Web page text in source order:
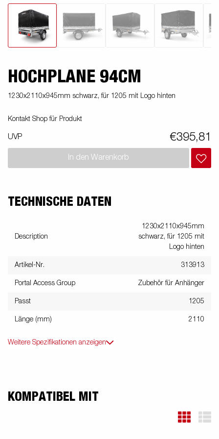
HOCHPLANE 94CM
1230x2110x945mm schwarz, für 1205 mit Logo hinten
Kontakt Shop für Produkt
UVP €395,81
In den Warenkorb
TECHNISCHE DATEN
Description
1230x2110x945mm
schwarz, für 1205 mit
Logo hinten
Artikel-Nr. 313913
Portal Access Group Zubehör für Anhänger
Passt 1205
Länge (mm) 2110
Weitere Spezifikationen anzeigen
KOMPATIBEL MIT